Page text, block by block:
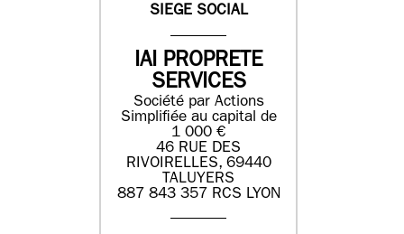
SIEGE SOCIAL
IAI PROPRETE
SERVICES
Société par Actions
Simplifiée au capital de
1 000 €
46 RUE DES
RIVOIRELLES, 69440
TALUYERS
887 843 357 RCS LYON